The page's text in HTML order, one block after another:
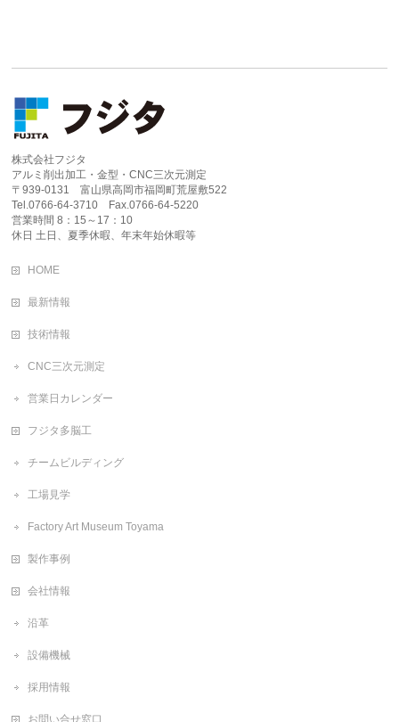
株式会社フジタ
アルミ削出加工・金型・CNC三次元測定
〒939-0131 富山県高岡市福岡町荒屋敷522
Tel.0766-64-3710 Fax.0766-64-5220
営業時間 8：15～17：10
休日 土日、夏季休暇、年末年始休暇等
HOME
最新情報
技術情報
CNC三次元測定
営業日カレンダー
フジタ多脳工
チームビルディング
工場見学
Factory Art Museum Toyama
製作事例
会社情報
沿革
設備機械
採用情報
お問い合せ窓口